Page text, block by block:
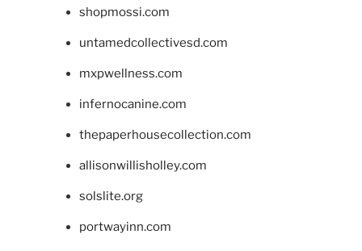
shopmossi.com
untamedcollectivesd.com
mxpwellness.com
infernocanine.com
thepaperhousecollection.com
allisonwillisholley.com
solslite.org
portwayinn.com